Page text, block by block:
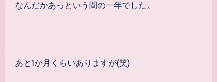
なんだかあっという間の一年でした。
あと1か月くらいありますが(笑)